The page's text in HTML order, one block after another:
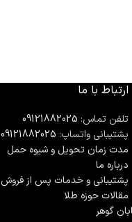
ارتباط با ما
تلفن تماس: 09121882025
پشتیبانی واتساپ: 09121882025
مدت زمان تحويل و شیوه حمل
درباره ما
پشتیبانی و خدمات پس از فروش
مقالات حوزه طلا
گوهر